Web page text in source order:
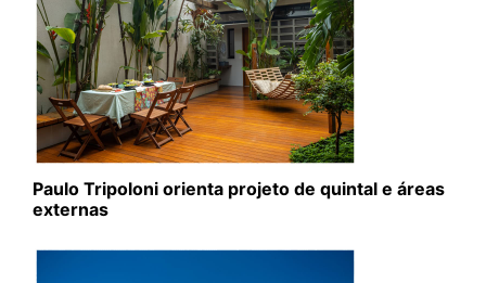
Paulo Tripoloni orienta projeto de quintal e áreas
externas